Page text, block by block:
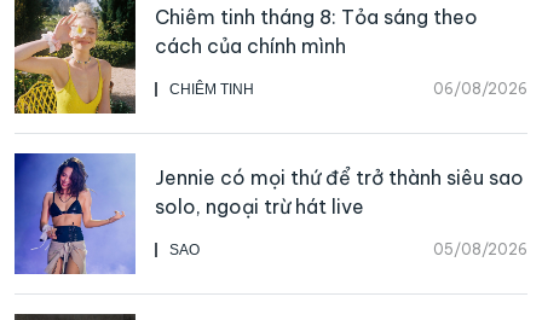
CHIÊM TINH 06/08/2026
Chiêm tinh tháng 8: Tỏa sáng theo
cách của chính mình
SAO 05/08/2026
Jennie có mọi thứ để trở thành siêu sao
solo, ngoại trừ hát live